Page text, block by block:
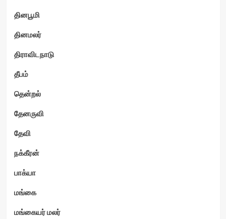
தினபூமி
தினமலர்
திராவிடநாடு
தீபம்
தென்றல்
தேனருவி
தேவி
நக்கீரன்
பாக்யா
மங்கை
மங்கையர் மலர்